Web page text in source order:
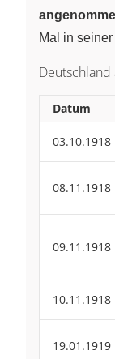
Mal in
Datum
03.10.1918
08.11.1918
09.11.1918
10.11.1918
19.01.1919